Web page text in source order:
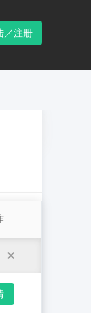
／注册